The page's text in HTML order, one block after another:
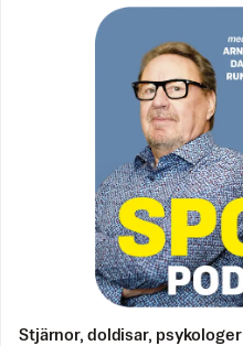
Stjärnor, doldisar,